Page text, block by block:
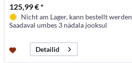
125,99 € *
Nicht am Lager, kann bestellt werden
Saadaval umbes 3 nädala jooksul
Detailid